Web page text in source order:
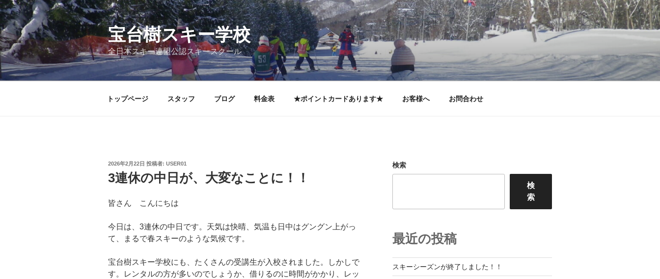
コ
ン
テ
ン
ツ
へ
宝台樹スキー学校
全日本スキー連盟公認スキースクール
トップページ スタッフ ブログ 料金表 ★ポイントカードあります★ お客様へ お問合わせ
投
日:
2026年2月22日 投稿者: USER01
3連休の中日が、大変なことに！！
皆さん こんにちは
今日は、3連休の中日です。天気は快晴、気温も日中はグングン上がっ
て、まるで春スキーのような気候です。
宝台樹スキー学校にも、たくさんの受講生が入校されました。しかしで
す。レンタルの方が多いのでしょうか、借りるのに時間がかかり、レッ
検索
検
索
最近の投稿
スキーシーズンが終了しました！！